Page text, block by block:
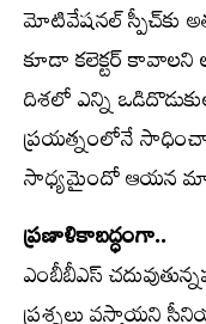
మోటివేషనల్‌ స్పీచ్‌కు
కూడా కలెక్టర్‌ కావాలని
దిశలో ఎన్ని
ప్రయత్నంలోనే
సాధ్యమైందో ఆయన
ప్రణాళికాబద్ధంగా..
ఎంబీబీఎస్‌